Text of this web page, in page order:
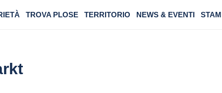
TROVA PLOSE TERRITORIO NEWS & EVENTI